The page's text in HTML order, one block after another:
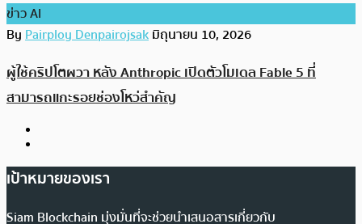
ข่าว AI
ByPairploy Denpairojsakมิถุนายน 10, 2026
ผู้ใช้คริปโตผวา หลัง Anthropic เปิดตัวโมเดล Fable 5 ที่
สามารถแกะรอยช่องโหว่สำคัญ
เป้าหมายของเรา
Siam Blockchain มุ่งมั่นที่จะช่วยนำเสนอสารเกี่ยวกับ